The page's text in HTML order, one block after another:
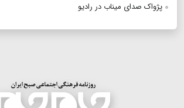
پژواک صدای میناب در رادیو